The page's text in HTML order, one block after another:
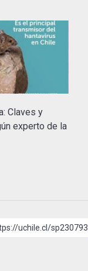
Claves y
experto de la
uchile.cl/sp230793